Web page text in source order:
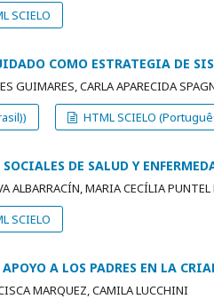
SCIELO
COMO ESTRATEGIA DE
GUIMARES, CARLA APARECIDA
HTML SCIELO
SOCIALES DE SALUD Y
ALBARRACÍN, MARIA CECÍLIA
SCIELO
A LOS PADRES EN LA
MARQUEZ, CAMILA LUCCHINI